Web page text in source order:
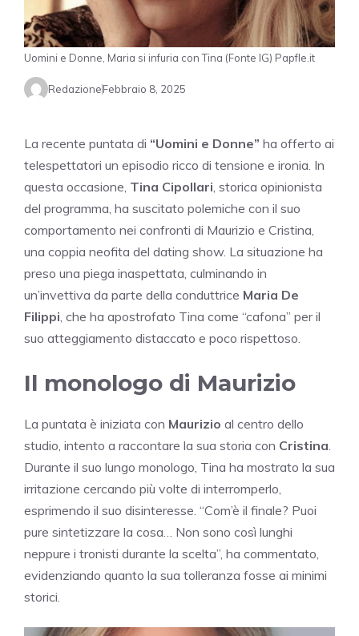
Uomini e Donne, Maria si infuria con Tina (Fonte IG) Papfle.it
RedazioneFebbraio 8, 2025
La recente puntata di “Uomini e Donne” ha offerto ai
telespettatori un episodio ricco di tensione e ironia. In
questa occasione, Tina Cipollari, storica opinionista
del programma, ha suscitato polemiche con il suo
comportamento nei confronti di Maurizio e Cristina,
una coppia neofita del dating show. La situazione ha
preso una piega inaspettata, culminando in
un’invettiva da parte della conduttrice Maria De
Filippi, che ha apostrofato Tina come “cafona” per il
suo atteggiamento distaccato e poco rispettoso.
Il monologo di Maurizio
La puntata è iniziata con Maurizio al centro dello
studio, intento a raccontare la sua storia con Cristina.
Durante il suo lungo monologo, Tina ha mostrato la sua
irritazione cercando più volte di interromperlo,
esprimendo il suo disinteresse. “Com’è il finale? Puoi
pure sintetizzare la cosa… Non sono così lunghi
neppure i tronisti durante la scelta”, ha commentato,
evidenziando quanto la sua tolleranza fosse ai minimi
storici.